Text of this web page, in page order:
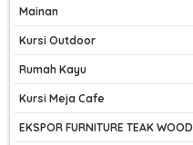
Mainan
Kursi Outdoor
Rumah Kayu
Kursi Meja Cafe
EKSPOR FURNITURE TEAK WOOD